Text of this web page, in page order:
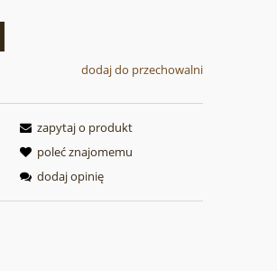
dodaj do przechowalni
zapytaj o produkt
poleć znajomemu
dodaj opinię